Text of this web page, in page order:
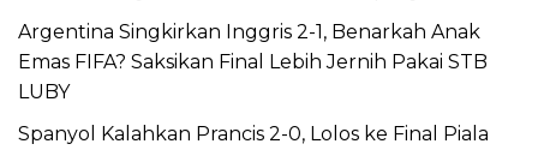
Argentina Singkirkan Inggris 2-1, Benarkah Anak
Emas FIFA? Saksikan Final Lebih Jernih Pakai STB
LUBY
Spanyol Kalahkan Prancis 2-0, Lolos ke Final Piala